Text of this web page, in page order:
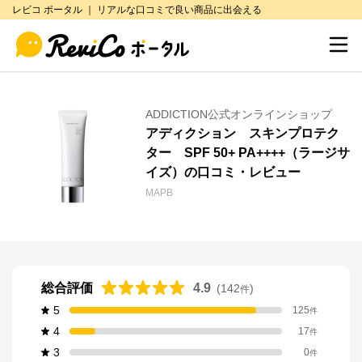
レビコ ポータル ｜ リアルな口コミで良い商品に出会える
ADDICTION公式オンラインショップ
アディクション スキンプロテク
ター SPF 50+ PA++++（ラージサ
イズ）の口コミ・レビュー
MAPB
総合評価 4.9 (142件)
5
125件
4 17件
3 0件